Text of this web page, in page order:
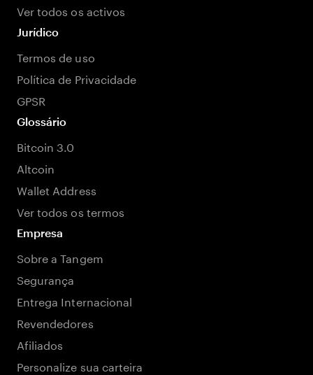
Ver todos os activos
Jurídico
Termos de uso
Política de Privacidade
GPSR
Glossário
Bitcoin 3.0
Altcoin
Wallet Address
Ver todos os termos
Empresa
Sobre a Tangem
Segurança
Entrega Internacional
Revendedores
Afiliados
Personalize sua carteira